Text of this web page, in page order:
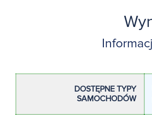
DOSTĘPNE TYPY
SAMOCHODÓW